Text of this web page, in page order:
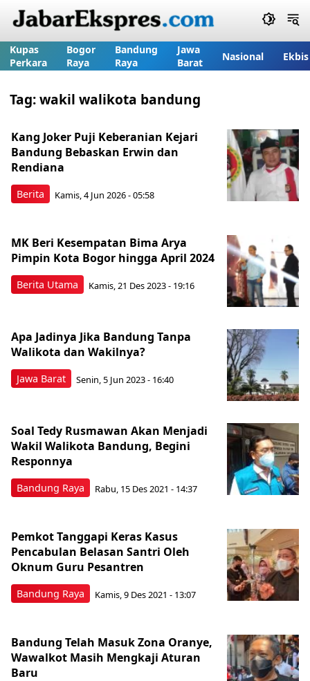
Kupas
Perkara
Bogor
Raya
Bandung
Raya
Jawa
Barat
Nasional Ekbis
Tag:wakil walikota bandung
Berita
Kang Joker Puji Keberanian Kejari
Bandung Bebaskan Erwin dan
Rendiana
Kamis, 4 Jun 2026 - 05:58
Berita Utama
MK Beri Kesempatan Bima Arya
Pimpin Kota Bogor hingga April 2024
Kamis, 21 Des 2023 - 19:16
Jawa Barat
Apa Jadinya Jika Bandung Tanpa
Walikota dan Wakilnya?
Senin, 5 Jun 2023 - 16:40
Bandung Raya
Soal Tedy Rusmawan Akan Menjadi
Wakil Walikota Bandung, Begini
Responnya
Rabu, 15 Des 2021 - 14:37
Bandung Raya
Pemkot Tanggapi Keras Kasus
Pencabulan Belasan Santri Oleh
Oknum Guru Pesantren
Kamis, 9 Des 2021 - 13:07
Bandung Telah Masuk Zona Oranye,
Wawalkot Masih Mengkaji Aturan
Baru